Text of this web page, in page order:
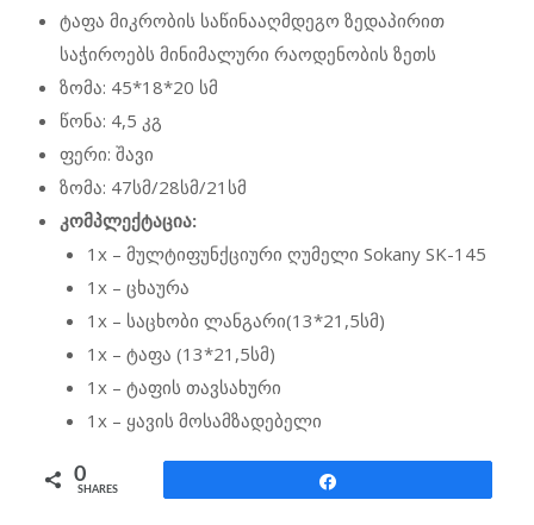
ტაფა მიკრობის საწინააღმდეგო ზედაპირით
საჭიროებს მინიმალური რაოდენობის ზეთს
ზომა: 45*18*20 სმ
წონა: 4,5 კგ
ფერი: შავი
ზომა: 47სმ/28სმ/21სმ
კომპლექტაცია:
1x – მულტიფუნქციური ღუმელი Sokany SK-145
1x – ცხაურა
1x – საცხობი ლანგარი(13*21,5სმ)
1x – ტაფა (13*21,5სმ)
1x – ტაფის თავსახური
1x – ყავის მოსამზადებელი
0
SHARES